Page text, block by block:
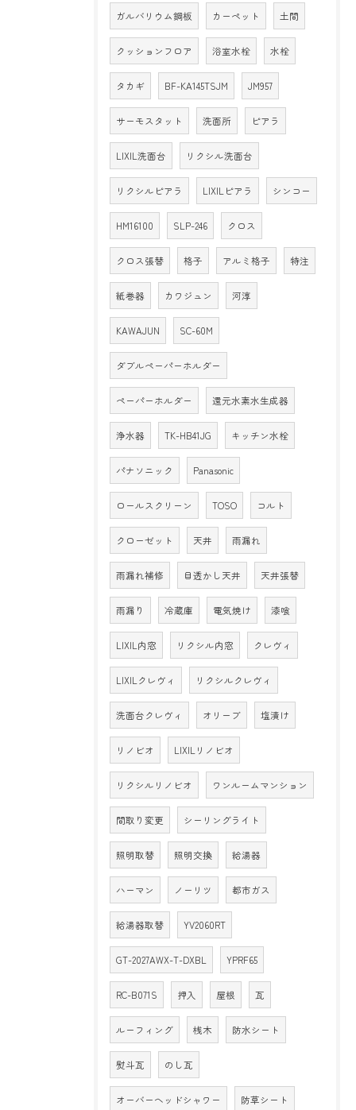
ガルバリウム鋼板 カーペット 土間
クッションフロア 浴室水栓 水栓
タカギ BF-KA145TSJM JM957
サーモスタット 洗面所 ピアラ
LIXIL洗面台 リクシル洗面台
リクシルピアラ LIXILピアラ シンコー
HM16100 SLP-246 クロス
クロス張替 格子 アルミ格子 特注
紙巻器 カワジュン 河淳
KAWAJUN SC-60M
ダブルペーパーホルダー
ペーパーホルダー 還元水素水生成器
浄水器 TK-HB41JG キッチン水栓
パナソニック Panasonic
ロールスクリーン TOSO コルト
クローゼット 天井 雨漏れ
雨漏れ補修 目透かし天井 天井張替
雨漏り 冷蔵庫 電気焼け 漆喰
LIXIL内窓 リクシル内窓 クレヴィ
LIXILクレヴィ リクシルクレヴィ
洗面台クレヴィ オリーブ 塩漬け
リノビオ LIXILリノビオ
リクシルリノビオ ワンルームマンション
間取り変更 シーリングライト
照明取替 照明交換 給湯器
ハーマン ノーリツ 都市ガス
給湯器取替 YV2060RT
GT-2027AWX-T-DXBL YPRF65
RC-B071S 押入 屋根 瓦
ルーフィング 桟木 防水シート
熨斗瓦 のし瓦
オーバーヘッドシャワー 防草シート